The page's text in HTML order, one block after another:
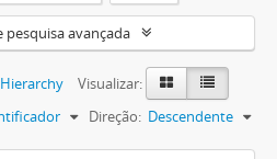
pesquisa avançada
Hierarchy
Visualizar:
Direção: Descendente